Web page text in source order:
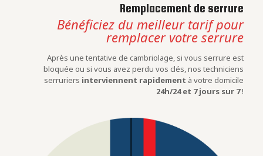
Remplacement de serrure
Bénéficiez du meilleur tarif pour
remplacer votre serrure
Après une tentative de cambriolage, si vous serrure est
bloquée ou si vous avez perdu vos clés, nos techniciens
serruriers interviennent rapidement à votre domicile
24h/24 et 7 jours sur 7!